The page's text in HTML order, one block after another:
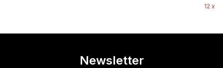
12 x
Newsletter